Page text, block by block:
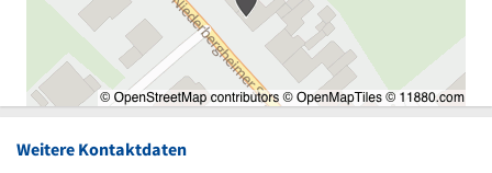
Weitere Kontaktdaten